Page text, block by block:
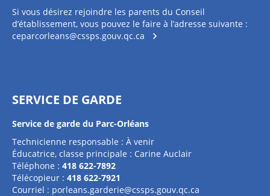
Si vous désirez rejoindre les parents du Conseil
d’établissement, vous pouvez le faire à l’adresse suivante :
ceparcorleans@cssps.gouv.qc.ca
SERVICE DE GARDE
Service de garde du Parc-Orléans
Technicienne responsable : À venir
Éducatrice, classe principale : Carine Auclair
Téléphone : 418 622-7892
Télécopieur : 418 622-7921
Courriel : porleans.garderie@cssps.gouv.qc.ca